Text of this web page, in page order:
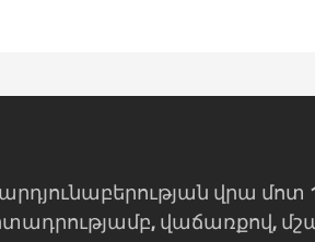
արդյունաբերության վրա
վաճառքով,